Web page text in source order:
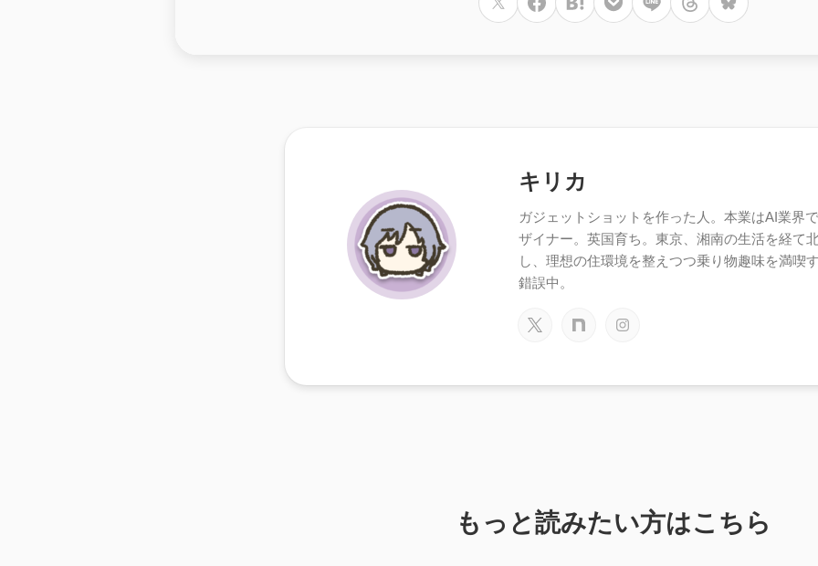
キリカ
ガジェットショットを作った人。本業はAI業界
ザイナー。英国育ち。東京、湘南の生活を経て
し、理想の住環境を整えつつ乗り物趣味を満喫
錯誤中。
もっと読みたい方はこちら